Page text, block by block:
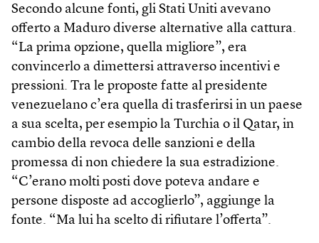
Secondo alcune fonti, gli Stati Uniti avevano
offerto a Maduro diverse alternative alla cattura.
“La prima opzione, quella migliore”, era
convincerlo a dimettersi attraverso incentivi e
pressioni. Tra le proposte fatte al presidente
venezuelano c’era quella di trasferirsi in un paese
a sua scelta, per esempio la Turchia o il Qatar, in
cambio della revoca delle sanzioni e della
promessa di non chiedere la sua estradizione.
“C’erano molti posti dove poteva andare e
persone disposte ad accoglierlo”, aggiunge la
fonte. “Ma lui ha scelto di rifiutare l’offerta”.